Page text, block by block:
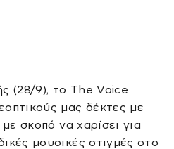
(28/9), το The Voice
μας δέκτες με
με σκοπό να χαρίσει για
μουσικές στιγμές στο